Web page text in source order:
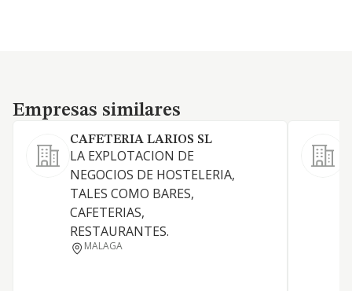
Empresas similares
Empresas similares
CAFETERIA LARIOS SL
LA EXPLOTACION DE
NEGOCIOS DE HOSTELERIA,
TALES COMO BARES,
CAFETERIAS,
RESTAURANTES.
MALAGA